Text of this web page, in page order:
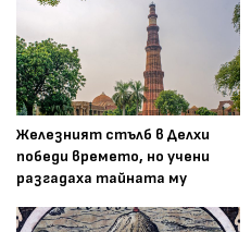
Железният стълб в Делхи
победи времето, но учени
разгадаха тайната му